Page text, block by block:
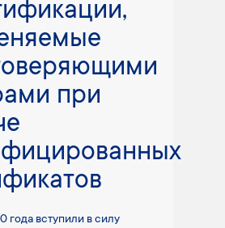
при
года вступили в силу